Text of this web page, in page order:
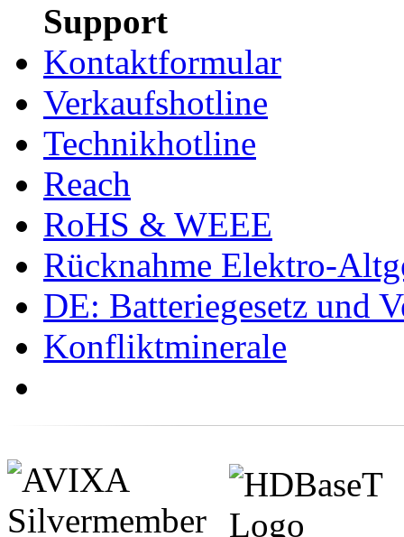
Support
Kontaktformular
Verkaufshotline
Technikhotline
Reach
RoHS & WEEE
Rücknahme Elektro-
DE: Batteriegesetz und
Konfliktminerale